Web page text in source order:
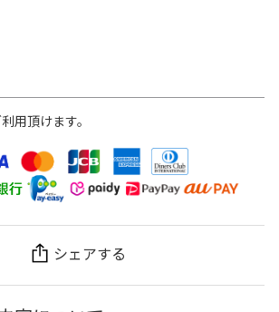
用頂けます。
シェアする